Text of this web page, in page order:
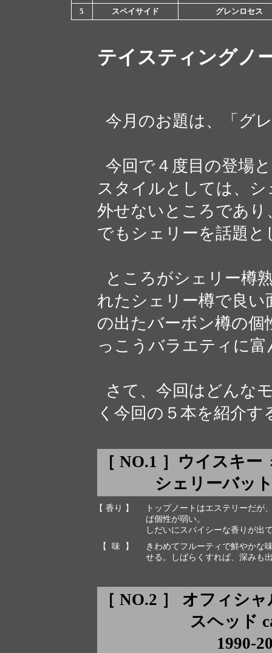
5
スペイサイド グレンロセス
テイスティングノ
今月のお題は、「グ
今回で４度目の登場
スタイルとしては、
外せないところであ
でもシェリーを話題と
ところがシェリー樽
れたシェリー樽で良
の出たバーボン樽の
っこうバラエティに
さて、今回はどんな
く今回の５本を紹介
［ NO.1 ］ウイスキ
シェリーバッ
【 香り 】
トップノートはエステリーだが
ば個性が弱い。
しだいにスパイシーな香りが出
【 味 】
きわめてフルーティで鮮やかな
せる。しばらくすれば、深みも
［ NO.2 ］ オフィシ
スヘッド
1990-